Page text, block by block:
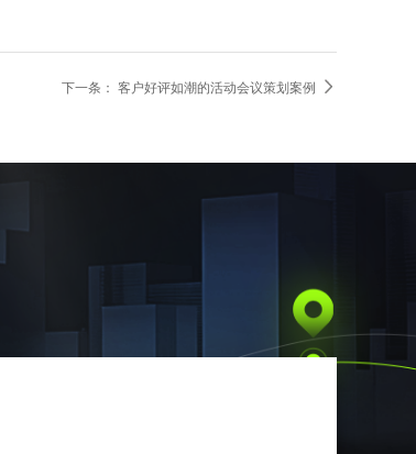
下一条： 客户好评如潮的活动会议策划案例 